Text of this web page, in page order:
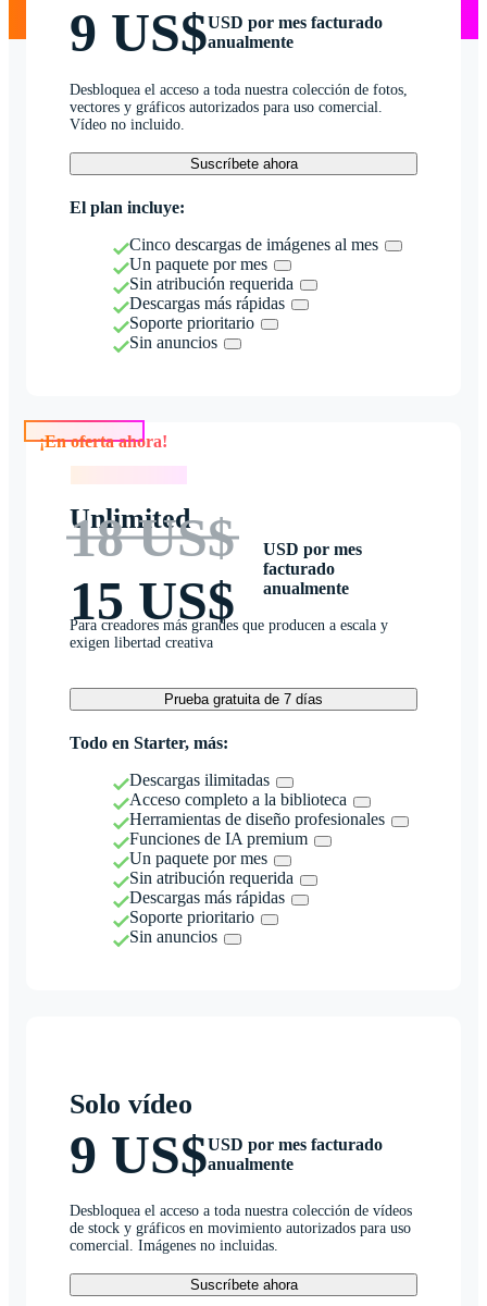
9 US$USD por mes facturado
anualmente
Desbloquea el acceso a toda nuestra colección de fotos,
vectores y gráficos autorizados para uso comercial.
Vídeo no incluido.
Suscríbete ahora
El plan incluye:
Cinco descargas de imágenes al mes
Un paquete por mes
Sin atribución requerida
Descargas más rápidas
Soporte prioritario
Sin anuncios
Unlimited
18 US$
15 US$
USD por mes
facturado
anualmente
Para creadores más grandes que producen a escala y
exigen libertad creativa
Prueba gratuita de 7 días
Todo en Starter, más:
Descargas ilimitadas
Acceso completo a la biblioteca
Herramientas de diseño profesionales
Funciones de IA premium
Un paquete por mes
Sin atribución requerida
Descargas más rápidas
Soporte prioritario
Sin anuncios
Solo vídeo
9 US$USD por mes facturado
anualmente
Desbloquea el acceso a toda nuestra colección de vídeos
de stock y gráficos en movimiento autorizados para uso
comercial. Imágenes no incluidas.
Suscríbete ahora